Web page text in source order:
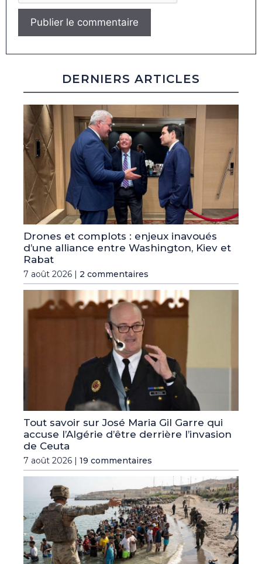
DERNIERS ARTICLES
Drones et complots : enjeux inavoués
d’une alliance entre Washington, Kiev et
Rabat
7 août 2026 | 2 commentaires
Tout savoir sur José Maria Gil Garre qui
accuse l’Algérie d’être derrière l’invasion
de Ceuta
7 août 2026 | 19 commentaires